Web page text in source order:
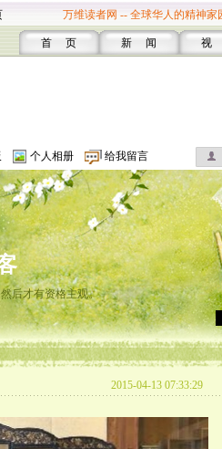
万维读者网 -- 全球华人的精神家
首 页 新 闻 视
个人相册 给我留言
后才有资格主观。
2015-04-13 07:33:29